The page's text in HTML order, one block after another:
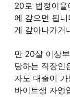
20로 법정이
에 갚으면 됩
게 갚아나가거
만 20살 이상
당하는 직장인
자도 대출이
바이트생 자영